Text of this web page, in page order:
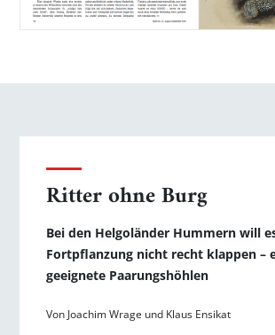
Ritter ohne Burg
Bei den Helgoländer Hummern will
Fortpflanzung nicht recht klappen –
geeignete Paarungshöhlen
Von Joachim Wrage und Klaus Ensikat